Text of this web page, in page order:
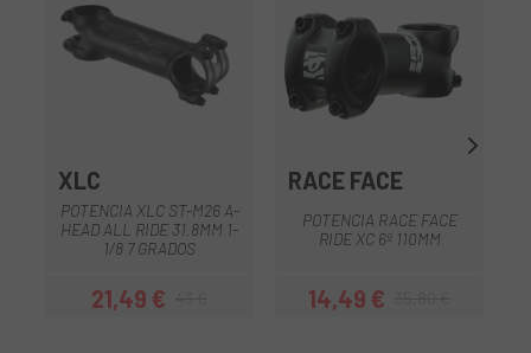
XLC
POTENCIA XLC ST-M26 A-
HEAD ALL RIDE 31.8MM 1-
1/8 7 GRADOS
Precio
21,49 €Precio regular
RACE FACE
POTENCIA RACE FACE
RIDE XC 6º 110MM
Precio
14,49 €Precio regular